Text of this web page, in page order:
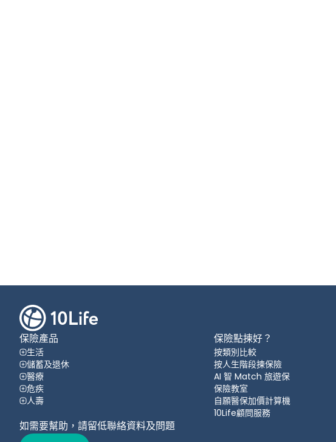
保險產品
生活
儲蓄及退休
醫療
危疾
人壽
保險點揀好？
按類別比較
按人生階段揀保險
AI 智 Match 旅遊保
保險教室
自願醫保加價計算機
10Life顧問服務
如需要幫助，請留低聯絡資料及問題